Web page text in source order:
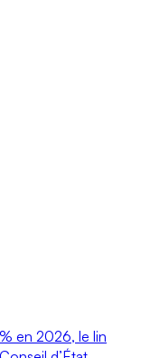
en 2026, le lin